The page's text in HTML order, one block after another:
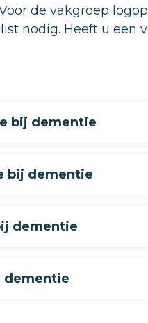
de vakgroep
nodig. Heeft u een
bij dementie
bij dementie
dementie